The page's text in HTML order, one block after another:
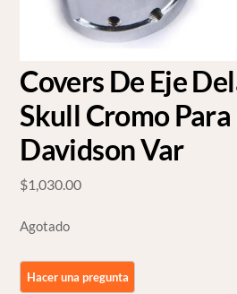
Covers De Eje
Skull Cromo
Davidson Var
$1,030.00
Agotado